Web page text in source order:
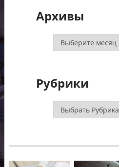
Архивы
Архивы
Рубрики
Рубрики